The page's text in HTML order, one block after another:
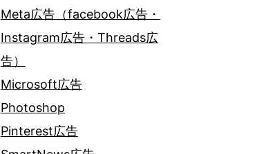
Meta広告（facebook広告・
Instagram広告・Threads広
告）
Microsoft広告
Photoshop
Pinterest広告